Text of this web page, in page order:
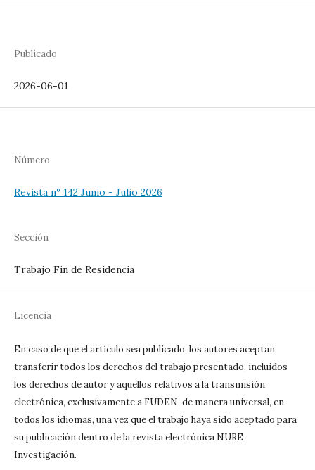
Publicado
2026-06-01
Número
Revista nº 142 Junio - Julio 2026
Sección
Trabajo Fin de Residencia
Licencia
En caso de que el artículo sea publicado, los autores aceptan
transferir todos los derechos del trabajo presentado, incluidos
los derechos de autor y aquellos relativos a la transmisión
electrónica, exclusivamente a FUDEN, de manera universal, en
todos los idiomas, una vez que el trabajo haya sido aceptado para
su publicación dentro de la revista electrónica NURE
Investigación.